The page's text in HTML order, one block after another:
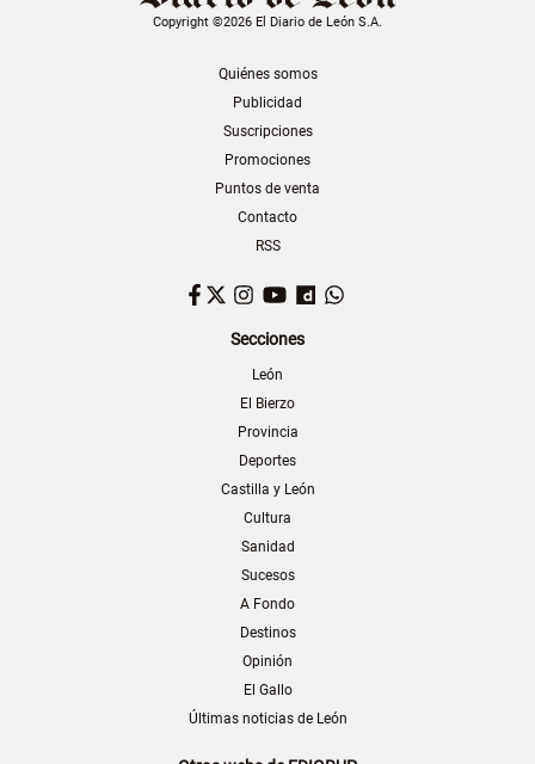
Copyright ©2026 El Diario de León S.A.
Quiénes somos
Publicidad
Suscripciones
Promociones
Puntos de venta
Contacto
RSS
Facebook
TwitterInstagram
YouTubeDailymotion
Secciones
León
El Bierzo
Provincia
Deportes
Castilla y León
Cultura
Sanidad
Sucesos
A Fondo
Destinos
Opinión
El Gallo
Últimas noticias de León